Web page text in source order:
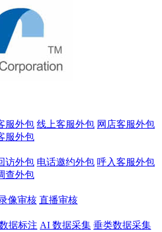
服外包 线上客服外包 网店客服外包
服外包
访外包 电话邀约外包 呼入客服外包
查外包
像审核 直播审核
据标注 AI 数据采集 垂类数据采集